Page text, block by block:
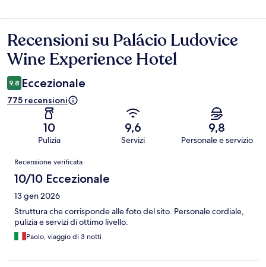
Recensioni
Recensioni su Palácio Ludovice
Wine Experience Hotel
9,8 Eccezionale
775 recensioni
10
Pulizia
9,6
Servizi
9,8
Personale e servizio
Recensioni
Recensione verificata
10/10 Eccezionale
13 gen 2026
Struttura che corrisponde alle foto del sito. Personale cordiale,
pulizia e servizi di ottimo livello.
Paolo, viaggio di 3 notti